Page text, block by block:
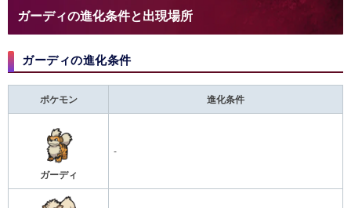
ガーディの進化条件と出現場所
ガーディの進化条件
ポケモン 進化条件
ガーディ
-